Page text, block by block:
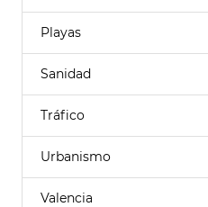
Playas
Sanidad
Tráfico
Urbanismo
Valencia